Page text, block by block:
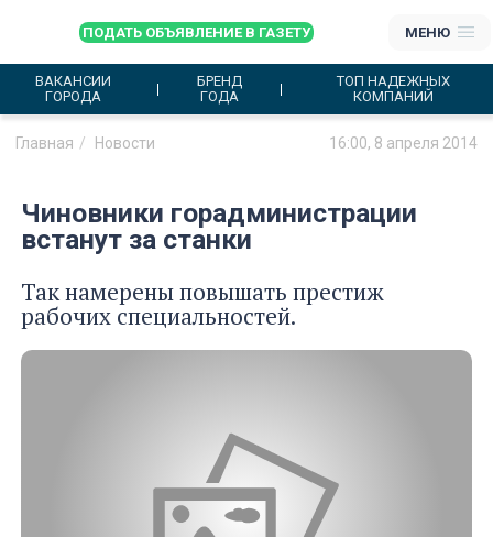
ПОДАТЬ ОБЪЯВЛЕНИЕ В ГАЗЕТУ МЕНЮ
ВАКАНСИИ
ГОРОДА
БРЕНД
ГОДА
ТОП НАДЕЖНЫХ
КОМПАНИЙ
Главная Новости 16:00, 8 апреля 2014
Чиновники горадминистрации
встанут за станки
Так намерены повышать престиж
рабочих специальностей.